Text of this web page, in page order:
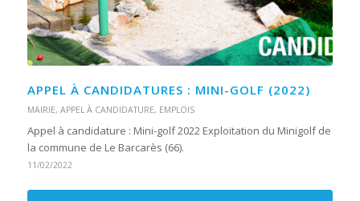
APPEL À CANDIDATURES : MINI-GOLF (2022)
MAIRIE, APPEL À CANDIDATURE, EMPLOIS
Appel à candidature : Mini-golf 2022 Exploitation du Minigolf de
la commune de Le Barcarès (66).
11/02/2022